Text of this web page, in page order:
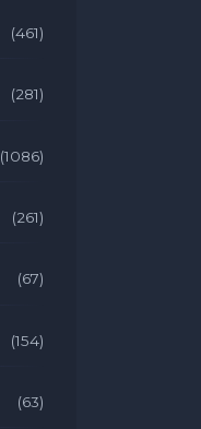
(461)
(281)
(1086)
(261)
(67)
(154)
(63)